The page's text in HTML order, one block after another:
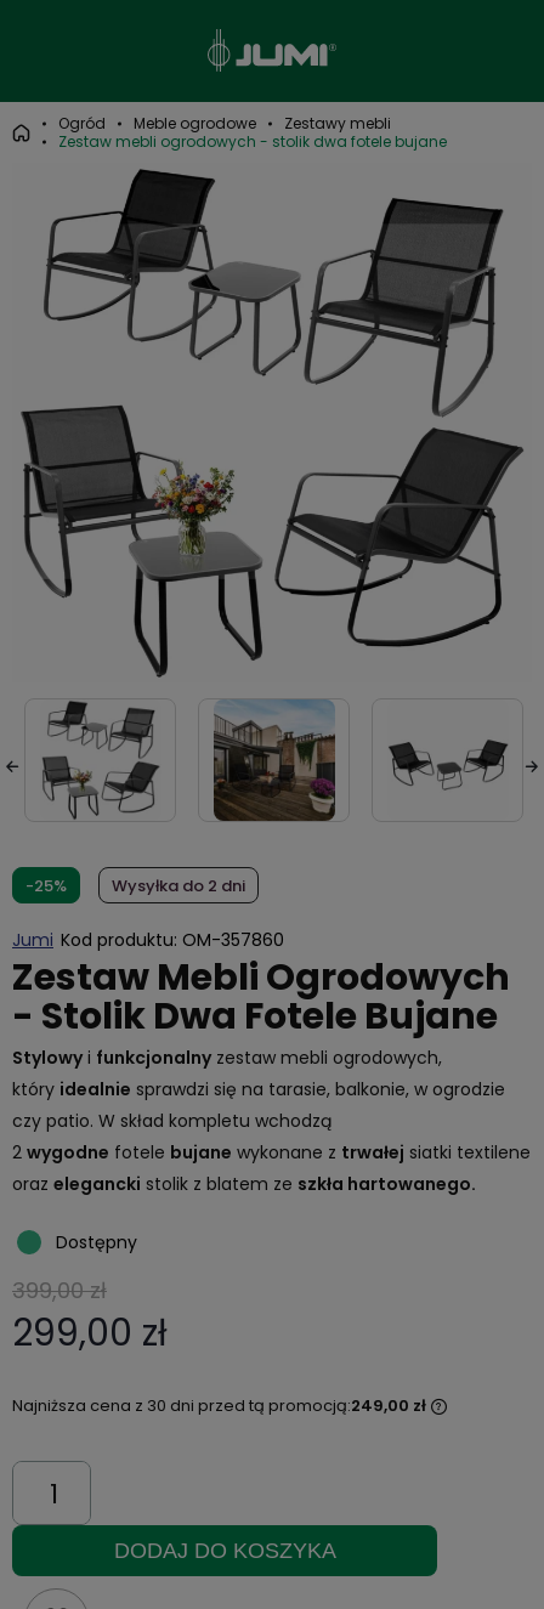
Ogród Meble ogrodowe
Zestawy mebli
Zestaw mebli ogrodowych - stolik dwa fotele bujane
-25% Wysyłka do 2 dni
Jumi Kod produktu: OM-357860
Zestaw Mebli Ogrodowych
- Stolik Dwa Fotele Bujane
Stylowy i funkcjonalny zestaw mebli ogrodowych,
który idealnie sprawdzi się na tarasie, balkonie, w ogrodzie
czy patio. W skład kompletu wchodzą
2 wygodne fotele bujane wykonane z trwałej siatki textilene
oraz elegancki stolik z blatem ze szkła hartowanego.
Dostępny
399,00 zł
299,00 zł
Najniższa cena z 30 dni przed tą promocją:249,00 zł
DODAJ DO KOSZYKA